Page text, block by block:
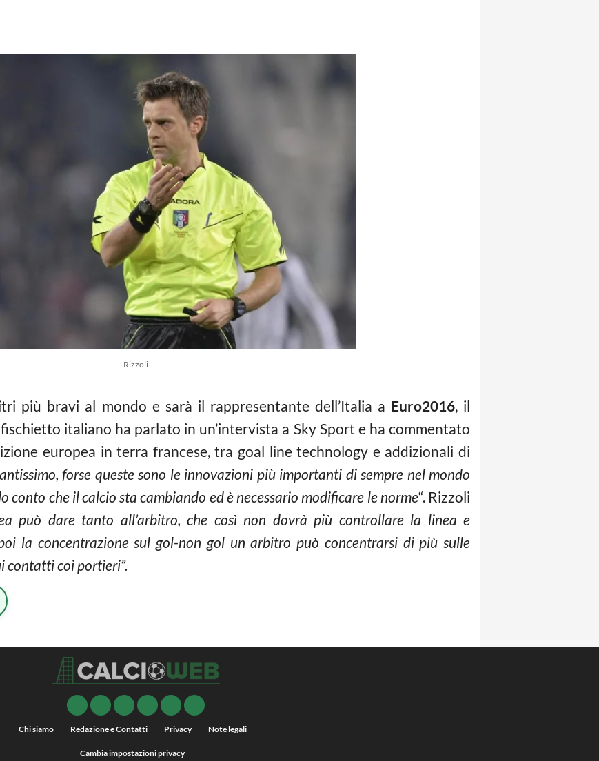
Rizzoli
più bravi al mondo e sarà il rappresentante dell’Italia a Euro2016, il
italiano ha parlato in un’intervista a Sky Sport e ha commentato
europea in terra francese, tra goal line technology e addizionali di
forse queste sono le innovazioni più importanti di sempre nel mondo
conto che il calcio sta cambiando ed è necessario modificare le norme“. Rizzoli
può dare tanto all’arbitro, che così non dovrà più controllare la linea e
la concentrazione sul gol-non gol un arbitro può concentrarsi di più sulle
contatti coi portieri”.
Chi siamo Redazione e Contatti Privacy Note legali
Cambia impostazioni privacy